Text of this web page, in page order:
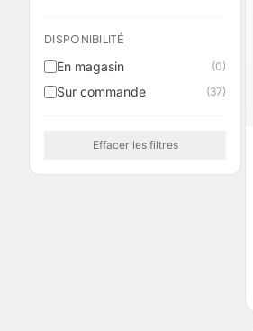
DISPONIBILITÉ
En magasin (0)
Sur commande (37)
Effacer les filtres